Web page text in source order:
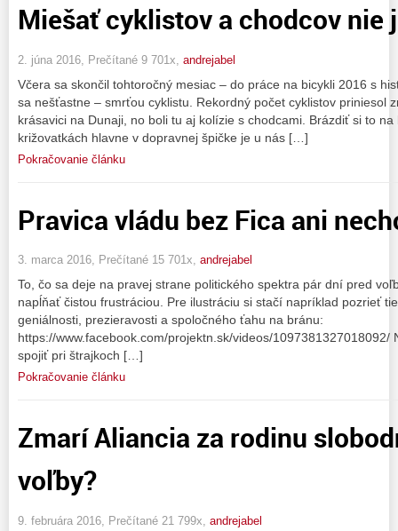
Miešať cyklistov a chodcov nie
2. júna 2016, Prečítané 9 701x, andrejabel
Včera sa skončil tohtoročný mesiac – do práce na bicykli 2016 s
sa nešťastne – smrťou cyklistu. Rekordný počet cyklistov priniesol
krásavici na Dunaji, no boli tu aj kolízie s chodcami. Brázdiť si to
križovatkách hlavne v dopravnej špičke je u nás […]
Pokračovanie článku
Pravica vládu bez Fica ani
3. marca 2016, Prečítané 15 701x, andrejabel
To, čo sa deje na pravej strane politického spektra pár dní pred
napĺňať čistou frustráciou. Pre ilustráciu si stačí napríklad pozrieť
geniálnosti, prezieravosti a spoločného ťahu na bránu:
https://www.facebook.com/projektn.sk/videos/1097381327018092/
spojiť pri štrajkoch […]
Pokračovanie článku
Zmarí Aliancia za rodinu
voľby?
9. februára 2016, Prečítané 21 799x, andrejabel